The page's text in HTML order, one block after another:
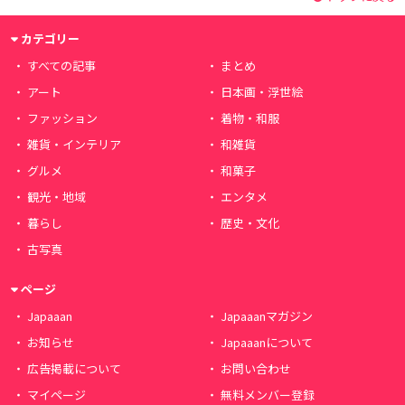
カテゴリー
すべての記事
まとめ
アート
日本画・浮世絵
ファッション
着物・和服
雑貨・インテリア
和雑貨
グルメ
和菓子
観光・地域
エンタメ
暮らし
歴史・文化
古写真
ページ
Japaaan
Japaaanマガジン
お知らせ
Japaaanについて
広告掲載について
お問い合わせ
マイページ
無料メンバー登録